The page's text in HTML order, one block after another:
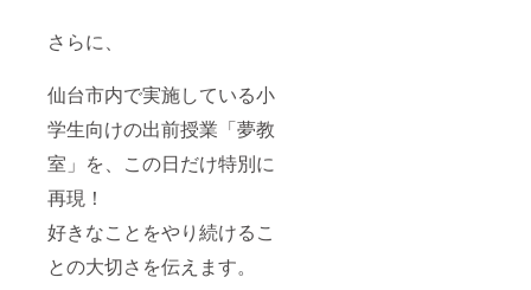
さらに、
仙台市内で実施している小
学生向けの出前授業「夢教
室」を、この日だけ特別に
再現！
好きなことをやり続けるこ
との大切さを伝えます。